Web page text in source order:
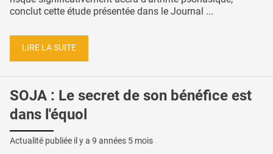
conclut cette étude présentée dans le Journal ...
LIRE LA SUITE
SOJA : Le secret de son bénéfice est
dans l'équol
Actualité publiée il y a 9 années 5 mois